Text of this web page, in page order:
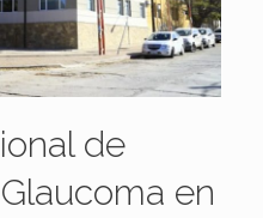
de
en